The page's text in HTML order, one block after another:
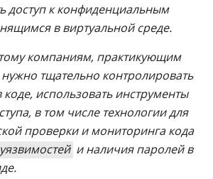
доступ к конфиденциальным
в виртуальной среде.
компаниям, практикующим
нужно тщательно контролировать
использовать инструменты
в том числе технологии для
проверки и мониторинга кода
уязвимостей и наличия паролей в